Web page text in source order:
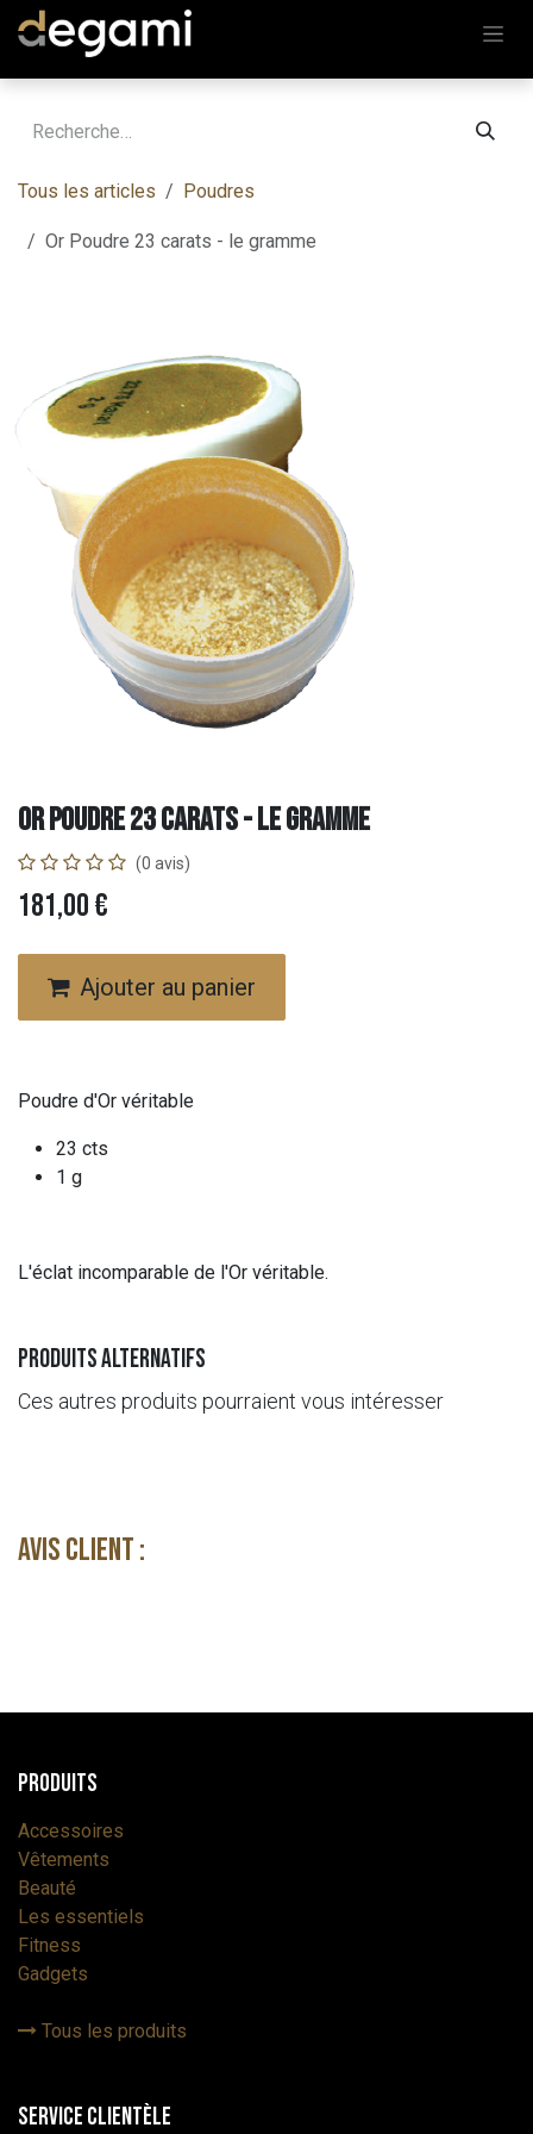
Se rendre au contenu
Tous les articles Poudres
Or Poudre 23 carats - le gramme
Or Poudre 23 carats - le gramme
(0 avis)
181,00€
Ajouter au panier
Poudre d'Or véritable
23 cts
1 g
L'éclat incomparable de l'Or véritable.
Produits alternatifs
Ces autres produits pourraient vous intéresser
Avis client :
Produits
Accessoires
Vêtements
Beauté
Les essentiels
Fitness
Gadgets
Tous les produits
Service Clientèle